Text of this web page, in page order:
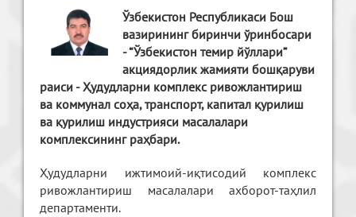
Ўзбекистон Республикаси Бош
вазирининг биринчи ўринбосари
- “Ўзбекистон темир йўллари”
акциядорлик жамияти бошқаруви
раиси - Ҳудудларни комплекс ривожлантириш
ва коммунал соҳа, транспорт, капитал қурилиш
ва қурилиш индустрияси масалалари
комплексининг раҳбари.
Ҳудудларни ижтимоий-иқтисодий комплекс
ривожлантириш масалалари ахборот-таҳлил
департаменти.